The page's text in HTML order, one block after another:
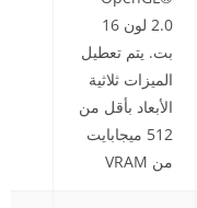
2.0 لون 16
بت. يتم تعطيل
الميزات ثلاثية
الأبعاد بأقل من
512 ميجابايت
من VRAM